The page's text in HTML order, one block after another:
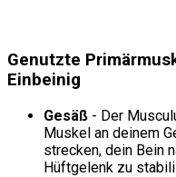
Genutzte
Einbeinig
Gesäß - Der
Muskel an deinem
strecken, dein Bein
Hüftgelenk zu